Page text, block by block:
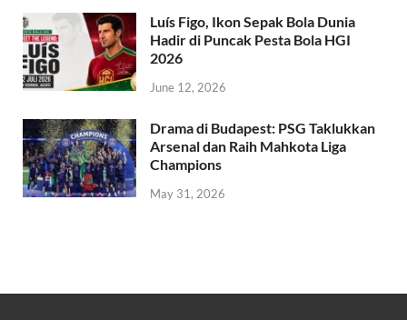
Luís Figo, Ikon Sepak Bola Dunia
Hadir di Puncak Pesta Bola HGI
2026
June 12, 2026
Drama di Budapest: PSG Taklukkan
Arsenal dan Raih Mahkota Liga
Champions
May 31, 2026